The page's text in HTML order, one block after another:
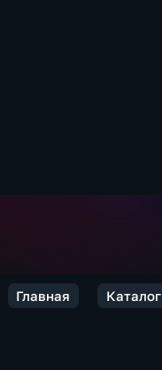
Главная Каталог